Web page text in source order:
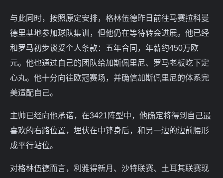
与此同时，按照原定安排，格林伍德昨日前往马赛拉科曼
德里基地参加球队集训，但他仍在等待转会进展。他已经
和罗马初步谈妥个人条款：五年合同，年薪约450万欧
元。他也通过自己的团队给加斯佩里尼、罗马老板吃下定
心丸。他十分向往欧冠赛场，并确信加斯佩里尼的体系完
美适配自己。
主帅已经向他承诺，在3421阵型中，他确定将得到自己最
喜欢的右路位置，埋伏在中锋身后，和另一边的边前腰形
成平行站位。
对格林伍德而言，利雅得新月、沙特联赛、土耳其联赛现